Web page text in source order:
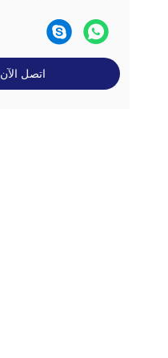
اتصل الآن